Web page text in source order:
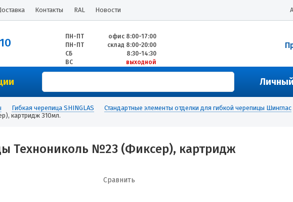
Контакты RAL Новости
ПН-ПТ
офис 8:00-17:00
ПН-ПТ
склад 8:00-20:00
СБ
8:30-14:30
ВС
выходной
Гибкая черепица SHINGLAS
Стандартные элементы отделки для гибкой черепицы Шинглас
картридж 310мл.
Технониколь №23 (Фиксер), картридж
Сравнить